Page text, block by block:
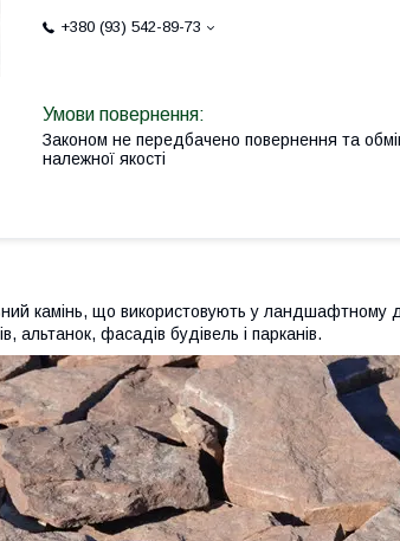
+380 (93) 542-89-73
Законом не передбачено повернення та
належної якості
камінь, що використовують у ландшафтному
альтанок, фасадів будівель і парканів.